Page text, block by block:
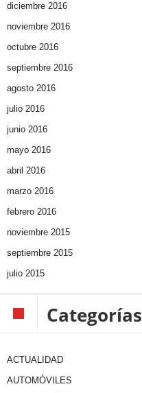
diciembre 2016
noviembre 2016
octubre 2016
septiembre 2016
agosto 2016
julio 2016
junio 2016
mayo 2016
abril 2016
marzo 2016
febrero 2016
noviembre 2015
septiembre 2015
julio 2015
Categorías
ACTUALIDAD
AUTOMÓVILES